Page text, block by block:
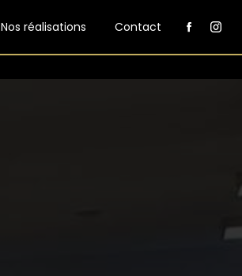
Nos réalisations Contact